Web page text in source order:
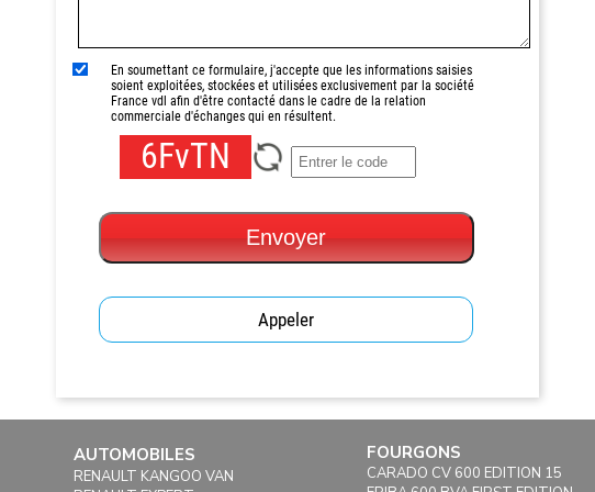
En soumettant ce formulaire, j'accepte que les informations saisies
soient exploitées, stockées et utilisées exclusivement par la société
France vdl afin d'être contacté dans le cadre de la relation
commerciale d'échanges qui en résultent.
6FvTN
Envoyer
Appeler
AUTOMOBILES
RENAULT KANGOO VAN
FOURGONS
CARADO CV 600 EDITION 15